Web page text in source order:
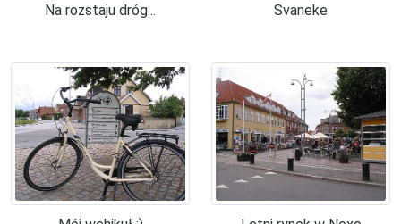
Na rozstaju dróg... Svaneke